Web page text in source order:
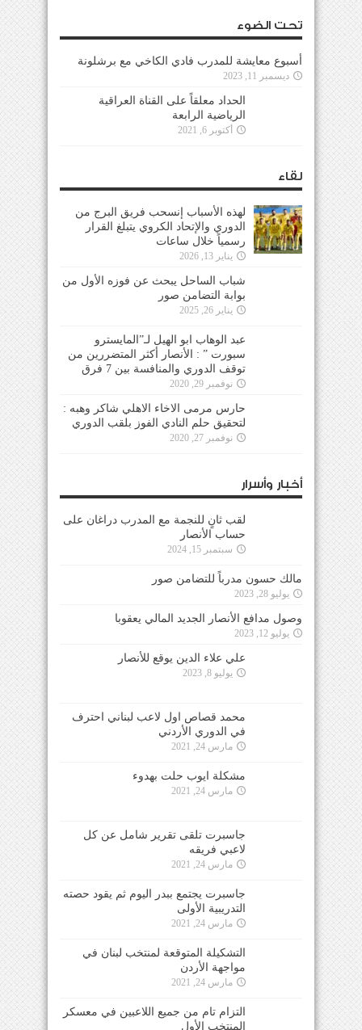
تحت الضوء
أسبوع معايشة للمدرب فادي الكاخي مع برشلونة
ديسمبر 11, 2023
الحداد معلقاً على القناة العراقية
الرياضية الرابعة
أكتوبر 6, 2021
لقاء
لهذه الأسباب إنسحب فريق البرج من
الدوري والإتحاد الكروي يتبلغ القرار
رسمياً خلال ساعات
يناير 13, 2026
شباب الساحل يبحث عن فوزه الأول من
بوابة التضامن صور
يناير 26, 2025
عبد الوهاب ابو الهيل لـ”المايسترو
سبورت ” : الأنصار أكثر المتضررين من
توقف الدوري والمنافسة بين 7 فرق
نوفمبر 29, 2020
حارس مرمى الاخاء الاهلي شاكر وهبه :
لتحقيق حلم النادي الفوز بلقب الدوري
نوفمبر 27, 2020
أخبار وأسرار
لقب ثانٍ للنجمة مع المدرب دراغان على
حساب الأنصار
سبتمبر 15, 2024
مالك حسون مدرباً للتضامن صور
يوليو 28, 2023
وصول مدافع الأنصار الجديد المالي يعقوبا
يوليو 12, 2023
علي علاء الدين يوقع للأنصار
يوليو 8, 2023
محمد قصاص اول لاعب لبناني احترف
في الدوري الأردني
مارس 24, 2021
مشكلة ايوب حلت بهدوء
مارس 24, 2021
جاسبرت تلقى تقرير شامل عن كل
لاعبي فريقه
مارس 24, 2021
جاسبرت يجتمع ببدر اليوم ثم يقود حصته
التدريبية الأولى
مارس 24, 2021
التشكيلة المتوقعة لمنتخب لبنان في
مواجهة الأردن
مارس 24, 2021
التزام تام من جميع اللاعبين في معسكر
المنتخب الأول